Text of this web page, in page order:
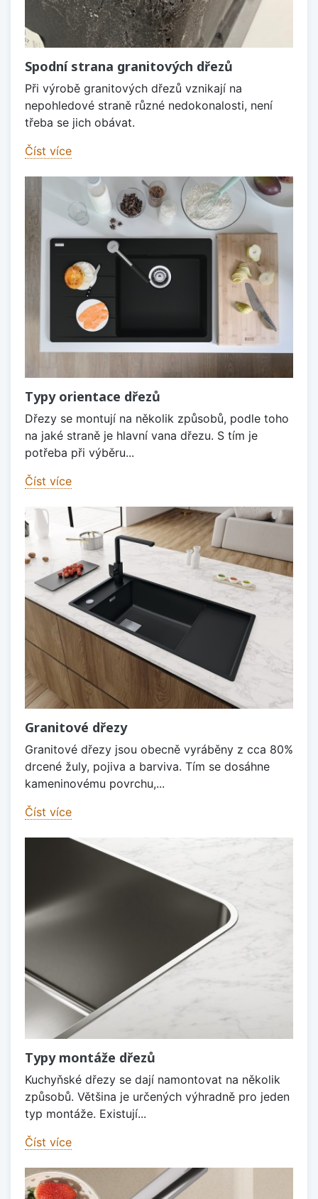
Spodní strana granitových dřezů
Při výrobě granitových dřezů vznikají na
nepohledové straně různé nedokonalosti, není
třeba se jich obávat.
Číst více
Typy orientace dřezů
Dřezy se montují na několik způsobů, podle toho
na jaké straně je hlavní vana dřezu. S tím je
potřeba při výběru...
Číst více
Granitové dřezy
Granitové dřezy jsou obecně vyráběny z cca 80%
drcené žuly, pojiva a barviva. Tím se dosáhne
kameninovému povrchu,...
Číst více
Typy montáže dřezů
Kuchyňské dřezy se dají namontovat na několik
způsobů. Většina je určených výhradně pro jeden
typ montáže. Existují...
Číst více